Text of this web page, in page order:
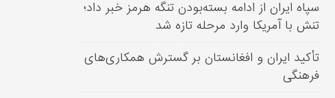
سپاه ایران از ادامه بسته‌بودن تنگه هرمز خبر داد؛
تنش با آمریکا وارد مرحله تازه شد
تأکید ایران و افغانستان بر گسترش همکاری‌های
فرهنگی